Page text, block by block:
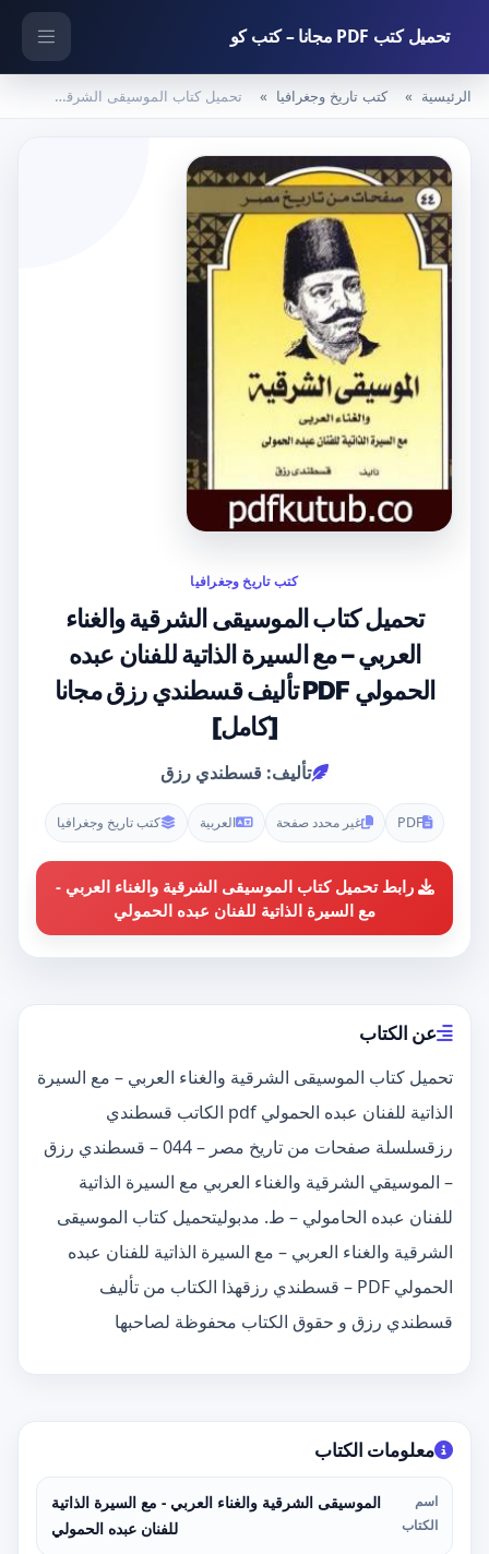
تحميل كتب PDF مجانا – كتب كو
الرئيسية كتب تاريخ وجغرافيا تحميل كتاب الموسيقى الشرقية والغناء العربي – مع السيرة الذاتية للفنان عبده الحمولي PDF تأليف قسطندي رزق مجانا [كامل]
كتب تاريخ وجغرافيا
تحميل كتاب الموسيقى الشرقية والغناء
العربي – مع السيرة الذاتية للفنان عبده
الحمولي PDF تأليف قسطندي رزق مجانا
[كامل]
تأليف: قسطندي رزق
PDF غير محدد صفحة العربية كتب تاريخ وجغرافيا
رابط تحميل كتاب الموسيقى الشرقية والغناء العربي -
مع السيرة الذاتية للفنان عبده الحمولي
عن الكتاب
تحميل كتاب الموسيقى الشرقية والغناء العربي – مع السيرة
الذاتية للفنان عبده الحمولي pdf الكاتب قسطندي
رزقسلسلة صفحات من تاريخ مصر – 044 – قسطندي رزق
– الموسيقي الشرقية والغناء العربي مع السيرة الذاتية
للفنان عبده الحامولي – ط. مدبوليتحميل كتاب الموسيقى
الشرقية والغناء العربي – مع السيرة الذاتية للفنان عبده
الحمولي PDF – قسطندي رزقهذا الكتاب من تأليف
قسطندي رزق و حقوق الكتاب محفوظة لصاحبها
معلومات الكتاب
اسم
الكتاب
الموسيقى الشرقية والغناء العربي - مع السيرة الذاتية
للفنان عبده الحمولي